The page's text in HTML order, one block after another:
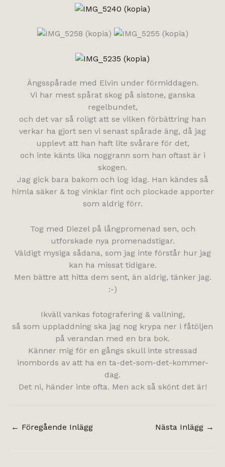
Ängsspårade med Elvin under förmiddagen.
Vi har mest spårat skog på sistone, ganska
regelbundet,
och det var så roligt att se vilken förbättring han
verkar ha gjort sen vi senast spårade äng, då jag
upplevt att han haft lite svårare för det,
och inte känts lika noggrann som han oftast är i
skogen.
Jag gick bara bakom och log idag. Han kändes så
himla säker & tog vinklar fint och plockade apporter
som aldrig förr.
Tog med Diezel på långpromenad sen, och
utforskade nya promenadstigar.
Väldigt mysiga sådana, som jag inte förstår hur jag
kan ha missat tidigare.
Men bättre att hitta dem sent, än aldrig, tänker jag.
:-)
Ikväll vankas fotografering & vallning,
så som uppladdning ska jag nog krypa ner i fåtöljen
på verandan med en bra bok.
Känner mig för en gångs skull inte stressad
inombords av att ha en ta-det-som-det-kommer-
dag.
Det ni, händer inte ofta. Men ack så skönt det är!
← Föregående Inlägg Nästa Inlägg →